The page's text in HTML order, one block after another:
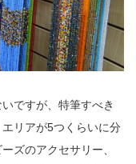
ですが、特筆すべき
リアが5つくらいに分
ズのアクセサリー、